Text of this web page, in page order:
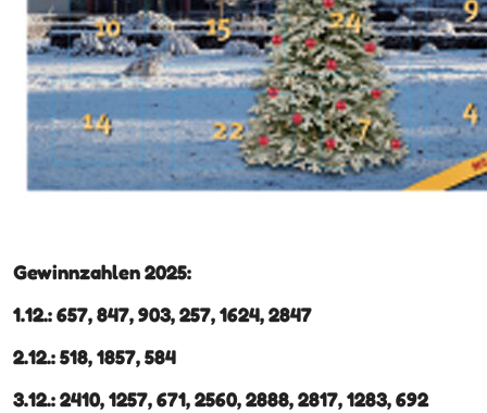
Gewinnzahlen 2025:
1.12.: 657, 847, 903, 257, 1624, 2847
2.12.: 518, 1857, 584
3.12.: 2410, 1257, 671, 2560, 2888, 2817, 1283, 692